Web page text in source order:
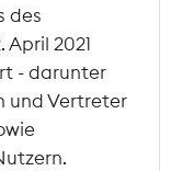
des
2021
- darunter
und Vertreter